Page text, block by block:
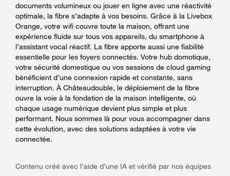
documents volumineux ou jouer en ligne avec une réactivité
optimale, la fibre s’adapte à vos besoins. Grâce à la Livebox
Orange, votre wifi couvre toute la maison, offrant une
expérience fluide sur tous vos appareils, du smartphone à
l’assistant vocal réactif. La fibre apporte aussi une fiabilité
essentielle pour les foyers connectés. Votre hub domotique,
votre sécurité domestique ou vos sessions de cloud gaming
bénéficient d’une connexion rapide et constante, sans
interruption. À Châteaudouble, le déploiement de la fibre
ouvre la voie à la fondation de la maison intelligente, où
chaque usage numérique devient plus simple et plus
performant. Nous sommes là pour vous accompagner dans
cette évolution, avec des solutions adaptées à votre vie
connectée.
Contenu créé avec l’aide d’une IA et vérifié par nos équipes